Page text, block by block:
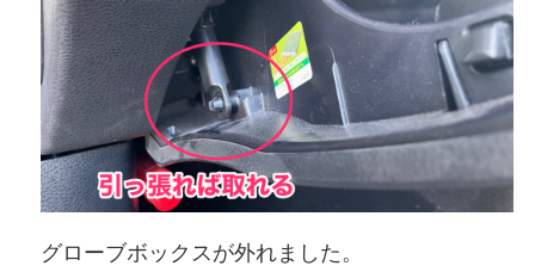
グローブボックスが外れました。